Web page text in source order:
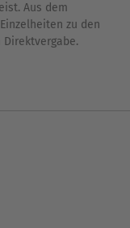
Aus dem
zu den